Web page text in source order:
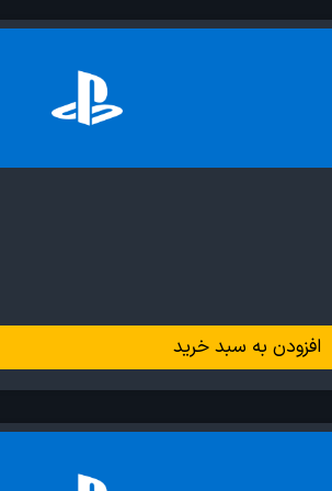
افزودن به سبد خرید